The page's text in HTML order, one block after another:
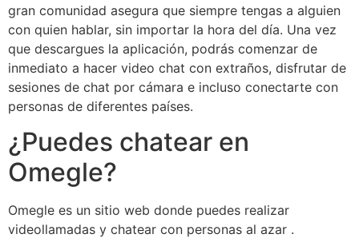
gran comunidad asegura que siempre tengas a alguien
con quien hablar, sin importar la hora del día. Una vez
que descargues la aplicación, podrás comenzar de
inmediato a hacer video chat con extraños, disfrutar de
sesiones de chat por cámara e incluso conectarte con
personas de diferentes países.
¿Puedes chatear en
Omegle?
Omegle es un sitio web donde puedes realizar
videollamadas y chatear con personas al azar .